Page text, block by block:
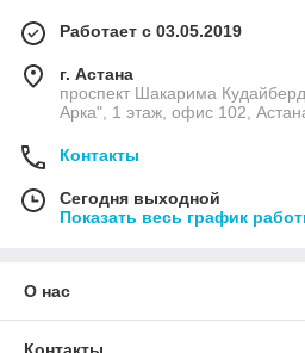
Работает с 03.05.2019
г. Астана
проспект Шакарима
Арка", 1 этаж, офис 102,
Контакты
Сегодня выходной
Показать весь график
О нас